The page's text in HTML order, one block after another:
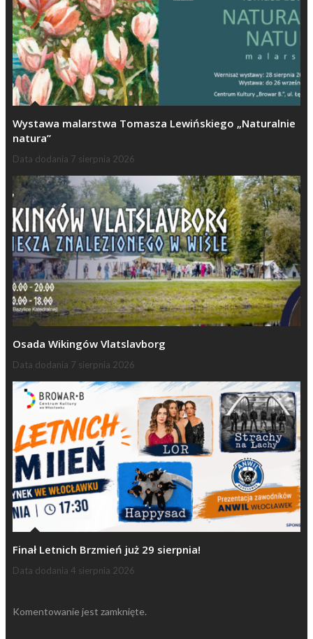
Wystawa malarstwa Tomasza Lewińskiego „Naturalnie
natura”
Data dodania 7 sierpnia 2026
Osada Wikingów Vlatslavborg
Data dodania 7 sierpnia 2026
Finał Letnich Brzmień już 29 sierpnia!
Data dodania 4 sierpnia 2026
Komentowanie jest zamknięte.